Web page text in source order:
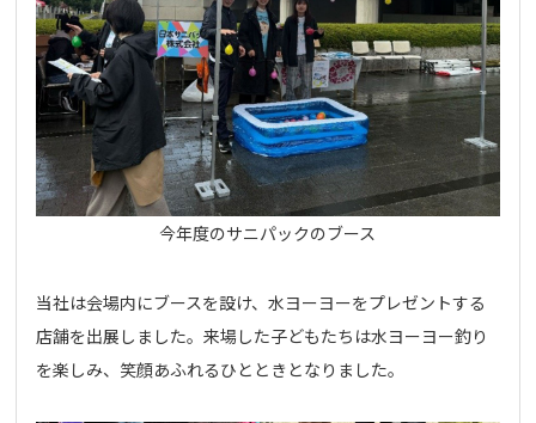
今年度のサニパックのブース
当社は会場内にブースを設け、水ヨーヨーをプレゼントする
店舗を出展しました。来場した子どもたちは水ヨーヨー釣り
を楽しみ、笑顔あふれるひとときとなりました。